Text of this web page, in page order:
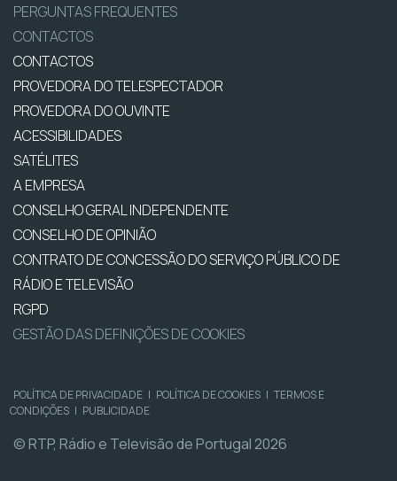
PERGUNTAS FREQUENTES
CONTACTOS
CONTACTOS
PROVEDORA DO TELESPECTADOR
PROVEDORA DO OUVINTE
ACESSIBILIDADES
SATÉLITES
A EMPRESA
CONSELHO GERAL INDEPENDENTE
CONSELHO DE OPINIÃO
CONTRATO DE CONCESSÃO DO SERVIÇO PÚBLICO DE
RÁDIO E TELEVISÃO
RGPD
GESTÃO DAS DEFINIÇÕES DE COOKIES
POLÍTICA DE PRIVACIDADE | POLÍTICA DE COOKIES | TERMOS E
CONDIÇÕES | PUBLICIDADE
© RTP, Rádio e Televisão de Portugal 2026